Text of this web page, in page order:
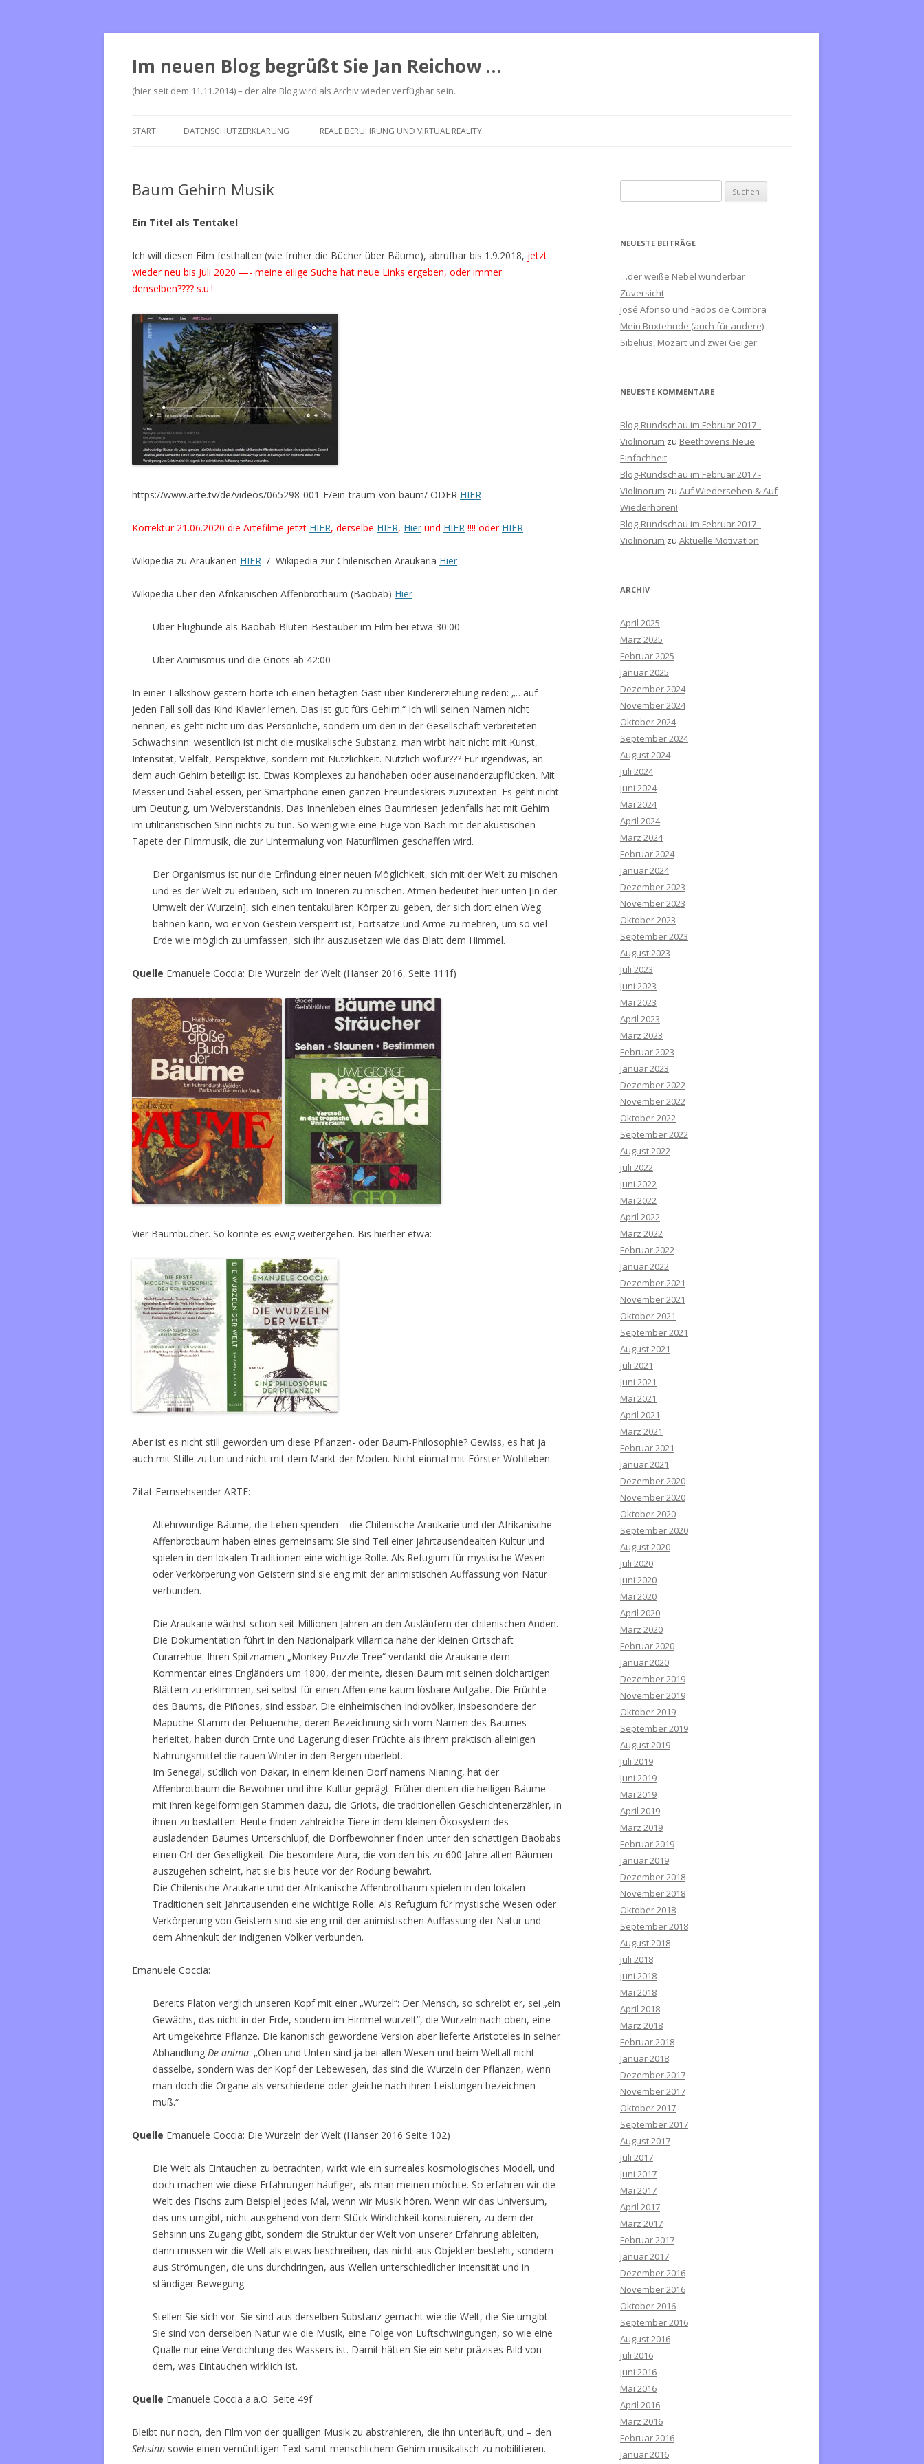
Im neuen Blog begrüßt Sie Jan Reichow …
(hier seit dem 11.11.2014) – der alte Blog wird als Archiv wieder verfügbar sein.
Inhalt
START DATENSCHUTZERKLÄRUNG REALE BERÜHRUNG UND VIRTUAL REALITY
Baum Gehirn Musik
Ein Titel als Tentakel
Ich will diesen Film festhalten (wie früher die Bücher über Bäume), abrufbar bis 1.9.2018, jetzt
wieder neu bis Juli 2020 —- meine eilige Suche hat neue Links ergeben, oder immer
denselben???? s.u.!
https://www.arte.tv/de/videos/065298-001-F/ein-traum-von-baum/ ODER HIER
Korrektur 21.06.2020 die Artefilme jetzt HIER, derselbe HIER, Hier und HIER !!!! oder HIER
Wikipedia zu Araukarien HIER / Wikipedia zur Chilenischen Araukaria Hier
Wikipedia über den Afrikanischen Affenbrotbaum (Baobab) Hier
Über Flughunde als Baobab-Blüten-Bestäuber im Film bei etwa 30:00
Über Animismus und die Griots ab 42:00
In einer Talkshow gestern hörte ich einen betagten Gast über Kindererziehung reden: „…auf
jeden Fall soll das Kind Klavier lernen. Das ist gut fürs Gehirn.“ Ich will seinen Namen nicht
nennen, es geht nicht um das Persönliche, sondern um den in der Gesellschaft verbreiteten
Schwachsinn: wesentlich ist nicht die musikalische Substanz, man wirbt halt nicht mit Kunst,
Intensität, Vielfalt, Perspektive, sondern mit Nützlichkeit. Nützlich wofür??? Für irgendwas, an
dem auch Gehirn beteiligt ist. Etwas Komplexes zu handhaben oder auseinanderzupflücken. Mit
Messer und Gabel essen, per Smartphone einen ganzen Freundeskreis zuzutexten. Es geht nicht
um Deutung, um Weltverständnis. Das Innenleben eines Baumriesen jedenfalls hat mit Gehirn
im utilitaristischen Sinn nichts zu tun. So wenig wie eine Fuge von Bach mit der akustischen
Tapete der Filmmusik, die zur Untermalung von Naturfilmen geschaffen wird.
Der Organismus ist nur die Erfindung einer neuen Möglichkeit, sich mit der Welt zu mischen
und es der Welt zu erlauben, sich im Inneren zu mischen. Atmen bedeutet hier unten [in der
Umwelt der Wurzeln], sich einen tentakulären Körper zu geben, der sich dort einen Weg
bahnen kann, wo er von Gestein versperrt ist, Fortsätze und Arme zu mehren, um so viel
Erde wie möglich zu umfassen, sich ihr auszusetzen wie das Blatt dem Himmel.
Quelle Emanuele Coccia: Die Wurzeln der Welt (Hanser 2016, Seite 111f)
Vier Baumbücher. So könnte es ewig weitergehen. Bis hierher etwa:
Aber ist es nicht still geworden um diese Pflanzen- oder Baum-Philosophie? Gewiss, es hat ja
auch mit Stille zu tun und nicht mit dem Markt der Moden. Nicht einmal mit Förster Wohlleben.
Zitat Fernsehsender ARTE:
Altehrwürdige Bäume, die Leben spenden – die Chilenische Araukarie und der Afrikanische
Affenbrotbaum haben eines gemeinsam: Sie sind Teil einer jahrtausendealten Kultur und
spielen in den lokalen Traditionen eine wichtige Rolle. Als Refugium für mystische Wesen
oder Verkörperung von Geistern sind sie eng mit der animistischen Auffassung von Natur
verbunden.
Die Araukarie wächst schon seit Millionen Jahren an den Ausläufern der chilenischen Anden.
Die Dokumentation führt in den Nationalpark Villarrica nahe der kleinen Ortschaft
Curarrehue. Ihren Spitznamen „Monkey Puzzle Tree“ verdankt die Araukarie dem
Kommentar eines Engländers um 1800, der meinte, diesen Baum mit seinen dolchartigen
Blättern zu erklimmen, sei selbst für einen Affen eine kaum lösbare Aufgabe. Die Früchte
des Baums, die Piñones, sind essbar. Die einheimischen Indiovölker, insbesondere der
Mapuche-Stamm der Pehuenche, deren Bezeichnung sich vom Namen des Baumes
herleitet, haben durch Ernte und Lagerung dieser Früchte als ihrem praktisch alleinigen
Nahrungsmittel die rauen Winter in den Bergen überlebt.
Im Senegal, südlich von Dakar, in einem kleinen Dorf namens Nianing, hat der
Affenbrotbaum die Bewohner und ihre Kultur geprägt. Früher dienten die heiligen Bäume
mit ihren kegelförmigen Stämmen dazu, die Griots, die traditionellen Geschichtenerzähler, in
ihnen zu bestatten. Heute finden zahlreiche Tiere in dem kleinen Ökosystem des
ausladenden Baumes Unterschlupf; die Dorfbewohner finden unter den schattigen Baobabs
einen Ort der Geselligkeit. Die besondere Aura, die von den bis zu 600 Jahre alten Bäumen
auszugehen scheint, hat sie bis heute vor der Rodung bewahrt.
Die Chilenische Araukarie und der Afrikanische Affenbrotbaum spielen in den lokalen
Traditionen seit Jahrtausenden eine wichtige Rolle: Als Refugium für mystische Wesen oder
Verkörperung von Geistern sind sie eng mit der animistischen Auffassung der Natur und
dem Ahnenkult der indigenen Völker verbunden.
Emanuele Coccia:
Bereits Platon verglich unseren Kopf mit einer „Wurzel“: Der Mensch, so schreibt er, sei „ein
Gewächs, das nicht in der Erde, sondern im Himmel wurzelt“, die Wurzeln nach oben, eine
Art umgekehrte Pflanze. Die kanonisch gewordene Version aber lieferte Aristoteles in seiner
Abhandlung De anima: „Oben und Unten sind ja bei allen Wesen und beim Weltall nicht
dasselbe, sondern was der Kopf der Lebewesen, das sind die Wurzeln der Pflanzen, wenn
man doch die Organe als verschiedene oder gleiche nach ihren Leistungen bezeichnen
muß.“
Quelle Emanuele Coccia: Die Wurzeln der Welt (Hanser 2016 Seite 102)
Die Welt als Eintauchen zu betrachten, wirkt wie ein surreales kosmologisches Modell, und
doch machen wie diese Erfahrungen häufiger, als man meinen möchte. So erfahren wir die
Welt des Fischs zum Beispiel jedes Mal, wenn wir Musik hören. Wenn wir das Universum,
das uns umgibt, nicht ausgehend von dem Stück Wirklichkeit konstruieren, zu dem der
Sehsinn uns Zugang gibt, sondern die Struktur der Welt von unserer Erfahrung ableiten,
dann müssen wir die Welt als etwas beschreiben, das nicht aus Objekten besteht, sondern
aus Strömungen, die uns durchdringen, aus Wellen unterschiedlicher Intensität und in
ständiger Bewegung.
Stellen Sie sich vor. Sie sind aus derselben Substanz gemacht wie die Welt, die Sie umgibt.
Sie sind von derselben Natur wie die Musik, eine Folge von Luftschwingungen, so wie eine
Qualle nur eine Verdichtung des Wassers ist. Damit hätten Sie ein sehr präzises Bild von
dem, was Eintauchen wirklich ist.
Quelle Emanuele Coccia a.a.O. Seite 49f
Bleibt nur noch, den Film von der qualligen Musik zu abstrahieren, die ihn unterläuft, und – den
Sehsinn sowie einen vernünftigen Text samt menschlichem Gehirn musikalisch zu nobilitieren.
u
h
n
a
c
h
NEUESTE BEITRÄGE
…der weiße Nebel wunderbar
Zuversicht
José Afonso und Fados de Coimbra
Mein Buxtehude (auch für andere)
Sibelius, Mozart und zwei Geiger
NEUESTE KOMMENTARE
Blog-Rundschau im Februar 2017 -
Violinorum zu Beethovens Neue
Einfachheit
Blog-Rundschau im Februar 2017 -
Violinorum zu Auf Wiedersehen & Auf
Wiederhören!
Blog-Rundschau im Februar 2017 -
Violinorum zu Aktuelle Motivation
ARCHIV
April 2025
März 2025
Februar 2025
Januar 2025
Dezember 2024
November 2024
Oktober 2024
September 2024
August 2024
Juli 2024
Juni 2024
Mai 2024
April 2024
März 2024
Februar 2024
Januar 2024
Dezember 2023
November 2023
Oktober 2023
September 2023
August 2023
Juli 2023
Juni 2023
Mai 2023
April 2023
März 2023
Februar 2023
Januar 2023
Dezember 2022
November 2022
Oktober 2022
September 2022
August 2022
Juli 2022
Juni 2022
Mai 2022
April 2022
März 2022
Februar 2022
Januar 2022
Dezember 2021
November 2021
Oktober 2021
September 2021
August 2021
Juli 2021
Juni 2021
Mai 2021
April 2021
März 2021
Februar 2021
Januar 2021
Dezember 2020
November 2020
Oktober 2020
September 2020
August 2020
Juli 2020
Juni 2020
Mai 2020
April 2020
März 2020
Februar 2020
Januar 2020
Dezember 2019
November 2019
Oktober 2019
September 2019
August 2019
Juli 2019
Juni 2019
Mai 2019
April 2019
März 2019
Februar 2019
Januar 2019
Dezember 2018
November 2018
Oktober 2018
September 2018
August 2018
Juli 2018
Juni 2018
Mai 2018
April 2018
März 2018
Februar 2018
Januar 2018
Dezember 2017
November 2017
Oktober 2017
September 2017
August 2017
Juli 2017
Juni 2017
Mai 2017
April 2017
März 2017
Februar 2017
Januar 2017
Dezember 2016
November 2016
Oktober 2016
September 2016
August 2016
Juli 2016
Juni 2016
Mai 2016
April 2016
März 2016
Februar 2016
Januar 2016